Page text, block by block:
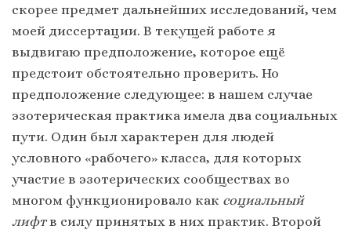
скорее предмет дальнейших исследований, чем
моей диссертации. В текущей работе я
выдвигаю предположение, которое ещё
предстоит обстоятельно проверить. Но
предположение следующее: в нашем случае
эзотерическая практика имела два социальных
пути. Один был характерен для людей
условного «рабочего» класса, для которых
участие в эзотерических сообществах во
многом функционировало как социальный
лифтв силу принятых в них практик. Второй